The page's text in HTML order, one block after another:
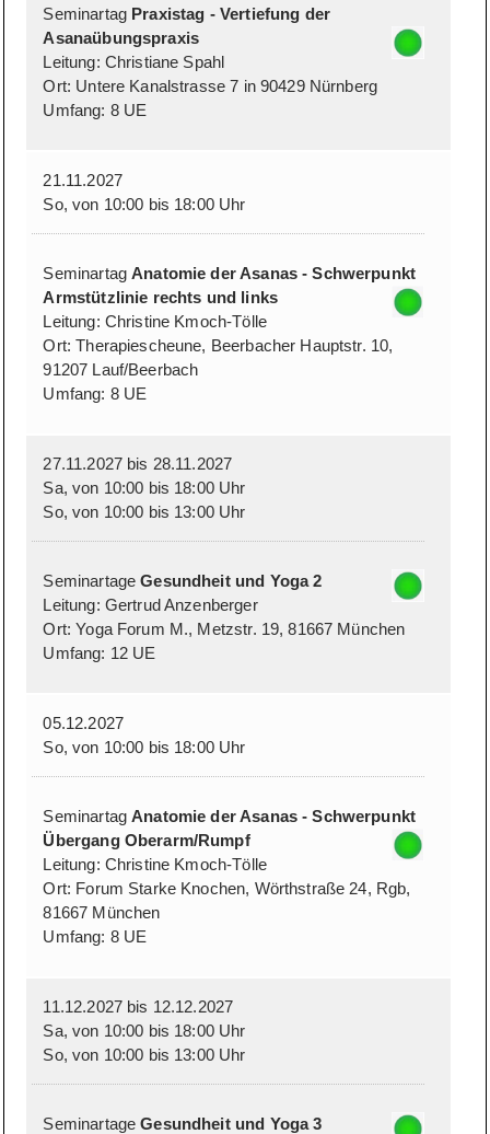
Seminartag Praxistag - Vertiefung der
Asanaübungspraxis
Leitung: Christiane Spahl
Ort: Untere Kanalstrasse 7 in 90429 Nürnberg
Umfang: 8 UE
21.11.2027
So, von 10:00 bis 18:00 Uhr
SeminartagAnatomie der Asanas - Schwerpunkt
Armstützlinie rechts und links
Leitung: Christine Kmoch-Tölle
Ort: Therapiescheune, Beerbacher Hauptstr. 10,
91207 Lauf/Beerbach
Umfang: 8 UE
27.11.2027 bis 28.11.2027
Sa, von 10:00 bis 18:00 Uhr
So, von 10:00 bis 13:00 Uhr
SeminartageGesundheit und Yoga 2
Leitung: Gertrud Anzenberger
Ort: Yoga Forum M., Metzstr. 19, 81667 München
Umfang: 12 UE
05.12.2027
So, von 10:00 bis 18:00 Uhr
SeminartagAnatomie der Asanas - Schwerpunkt
Übergang Oberarm/Rumpf
Leitung: Christine Kmoch-Tölle
Ort: Forum Starke Knochen, Wörthstraße 24, Rgb,
81667 München
Umfang: 8 UE
11.12.2027 bis 12.12.2027
Sa, von 10:00 bis 18:00 Uhr
So, von 10:00 bis 13:00 Uhr
SeminartageGesundheit und Yoga 3